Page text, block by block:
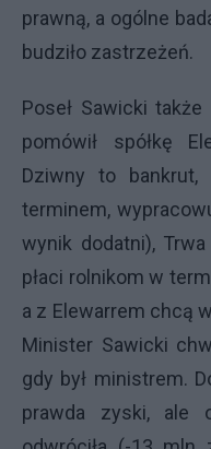
prawną, a ogólne
budziło zastrzeżeń.
Poseł Sawicki
pomówił spółkę
Dziwny to bankrut,
terminem,
wynik dodatni),
płaci rolnikom w
a z Elewarrem chcą
Minister Sawicki
gdy był ministrem.
prawda zyski, ale